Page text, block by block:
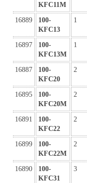
KFC11M
16889
100-
KFC13
1
16897
100-
KFC13M
1
16887
100-
KFC20
2
16895
100-
KFC20M
2
16891
100-
KFC22
2
16899
100-
KFC22M
2
16890
100-
KFC31
3